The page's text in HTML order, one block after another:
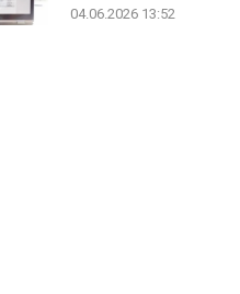
04.06.2026 13:52